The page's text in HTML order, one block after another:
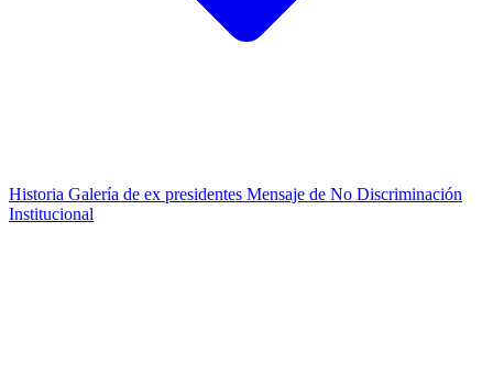
Historia Galería de ex presidentes Mensaje de No Discriminación
Institucional